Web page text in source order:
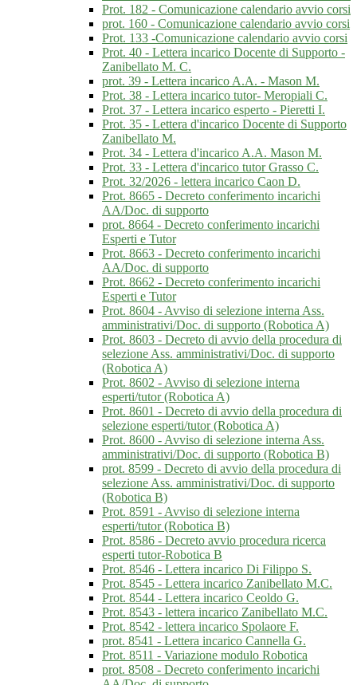
Prot. 182 - Comunicazione calendario avvio corsi
prot. 160 - Comunicazione calendario avvio corsi
Prot. 133 -Comunicazione calendario avvio corsi
Prot. 40 - Lettera incarico Docente di Supporto -
Zanibellato M. C.
prot. 39 - Lettera incarico A.A. - Mason M.
Prot. 38 - Lettera incarico tutor- Meropiali C.
Prot. 37 - Lettera incarico esperto - Pieretti I.
Prot. 35 - Lettera d'incarico Docente di Supporto
Zanibellato M.
Prot. 34 - Lettera d'incarico A.A. Mason M.
Prot. 33 - Lettera d'incarico tutor Grasso C.
Prot. 32/2026 - lettera incarico Caon D.
Prot. 8665 - Decreto conferimento incarichi
AA/Doc. di supporto
prot. 8664 - Decreto conferimento incarichi
Esperti e Tutor
Prot. 8663 - Decreto conferimento incarichi
AA/Doc. di supporto
Prot. 8662 - Decreto conferimento incarichi
Esperti e Tutor
Prot. 8604 - Avviso di selezione interna Ass.
amministrativi/Doc. di supporto (Robotica A)
Prot. 8603 - Decreto di avvio della procedura di
selezione Ass. amministrativi/Doc. di supporto
(Robotica A)
Prot. 8602 - Avviso di selezione interna
esperti/tutor (Robotica A)
Prot. 8601 - Decreto di avvio della procedura di
selezione esperti/tutor (Robotica A)
Prot. 8600 - Avviso di selezione interna Ass.
amministrativi/Doc. di supporto (Robotica B)
prot. 8599 - Decreto di avvio della procedura di
selezione Ass. amministrativi/Doc. di supporto
(Robotica B)
Prot. 8591 - Avviso di selezione interna
esperti/tutor (Robotica B)
Prot. 8586 - Decreto avvio procedura ricerca
esperti tutor-Robotica B
Prot. 8546 - Lettera incarico Di Filippo S.
Prot. 8545 - Lettera incarico Zanibellato M.C.
Prot. 8544 - Lettera incarico Ceoldo G.
Prot. 8543 - lettera incarico Zanibellato M.C.
Prot. 8542 - lettera incarico Spolaore F.
prot. 8541 - Lettera incarico Cannella G.
Prot. 8511 - Variazione modulo Robotica
prot. 8508 - Decreto conferimento incarichi